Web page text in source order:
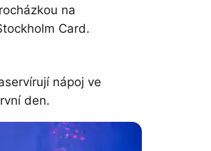
na
Card.
nápoj ve
den.